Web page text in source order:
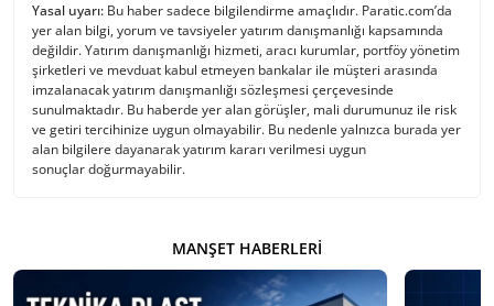
Yasal uyarı: Bu haber sadece bilgilendirme amaçlıdır. Paratic.com’da
yer alan bilgi, yorum ve tavsiyeler yatırım danışmanlığı kapsamında
değildir. Yatırım danışmanlığı hizmeti, aracı kurumlar, portföy yönetim
şirketleri ve mevduat kabul etmeyen bankalar ile müşteri arasında
imzalanacak yatırım danışmanlığı sözleşmesi çerçevesinde
sunulmaktadır. Bu haberde yer alan görüşler, mali durumunuz ile risk
ve getiri tercihinize uygun olmayabilir. Bu nedenle yalnızca burada yer
alan bilgilere dayanarak yatırım kararı verilmesi uygun
sonuçlar doğurmayabilir.
MANŞET HABERLERI